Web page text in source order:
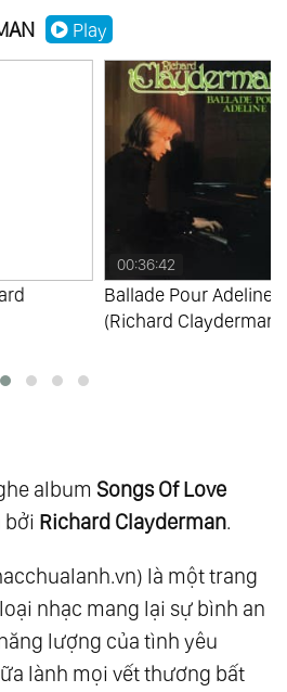
El Amor
Goes By Vol.1
Goes By Vol.2
To Your Love Vol.1
To Your Love Vol.2
Vol.1
Vol.2
On
Play
00:36:42
Ballade Pour Adeline Vol.1
(Richard Clayderman)
album Songs Of Love
bởi Richard Clayderman.
là một trang
nhạc mang lại sự bình an
lượng của tình yêu
lành mọi vết thương bất